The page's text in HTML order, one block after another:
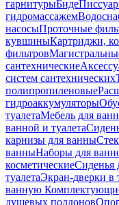
гарнитурыБиде
гидромассажем
насосыПроточные
кувшиныКартриджи,
фильтров
сантехнические
систем сантехнических
полипропиленовые
гидроаккумуляторы
туалетаМебель для
ванной и туалета
карнизы для ванны
ванныНаборы для
косметическиеСиденья
туалетаЭкран-дверки в
ванную
душевых поддонов